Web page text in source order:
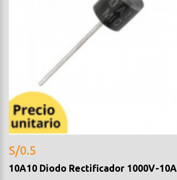
S/0.5
10A10 Diodo Rectificador 1000V-10A